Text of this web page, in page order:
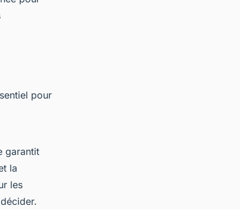
pour
garantit
la
les